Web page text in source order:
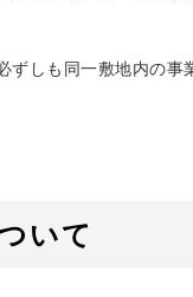
しも同一敷地内の
いて